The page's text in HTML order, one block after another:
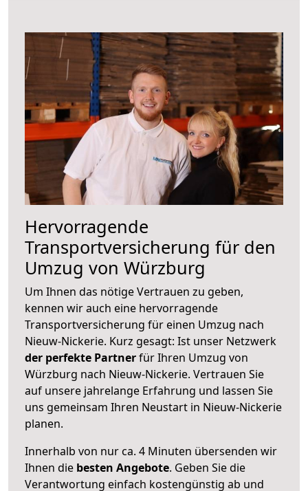
Hervorragende
Transportversicherung für den
Umzug von Würzburg
Um Ihnen das nötige Vertrauen zu geben,
kennen wir auch eine hervorragende
Transportversicherung für einen Umzug nach
Nieuw-Nickerie. Kurz gesagt: Ist unser Netzwerk
der perfekte Partnerfür Ihren Umzug von
Würzburg nach Nieuw-Nickerie. Vertrauen Sie
auf unsere jahrelange Erfahrung und lassen Sie
uns gemeinsam Ihren Neustart in Nieuw-Nickerie
planen.
Innerhalb von nur ca. 4 Minuten übersenden wir
Ihnen die besten Angebote. Geben Sie die
Verantwortung einfach kostengünstig ab und